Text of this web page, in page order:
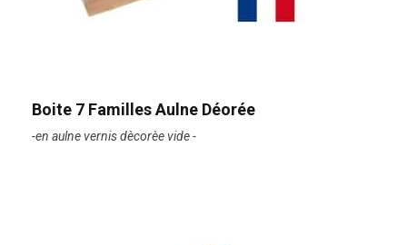
Boite 7 Familles Aulne Déorée
-en aulne vernis dècorèe vide -